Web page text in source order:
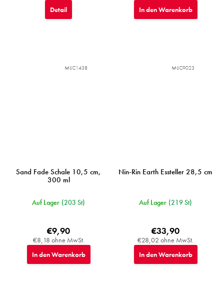
Detail In den Warenkorb
Sand Fade Schale 10,5 cm,
300 ml
Auf Lager (203 St)
€8,18 ohne MwSt.
€9,90
In den Warenkorb
MIJC1438
Nin-Rin Earth Essteller 28,5 cm
Auf Lager (219 St)
€28,02 ohne MwSt.
€33,90
In den Warenkorb
MIJC9023